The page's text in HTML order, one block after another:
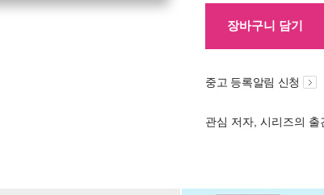
장바구니 담기
중고 등록알림 신청
관심 저자, 시리즈의 출